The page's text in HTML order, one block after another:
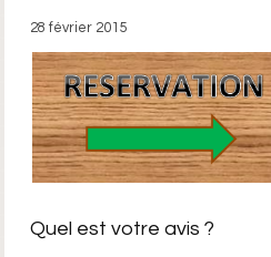
28 février 2015
Quel est votre avis ?